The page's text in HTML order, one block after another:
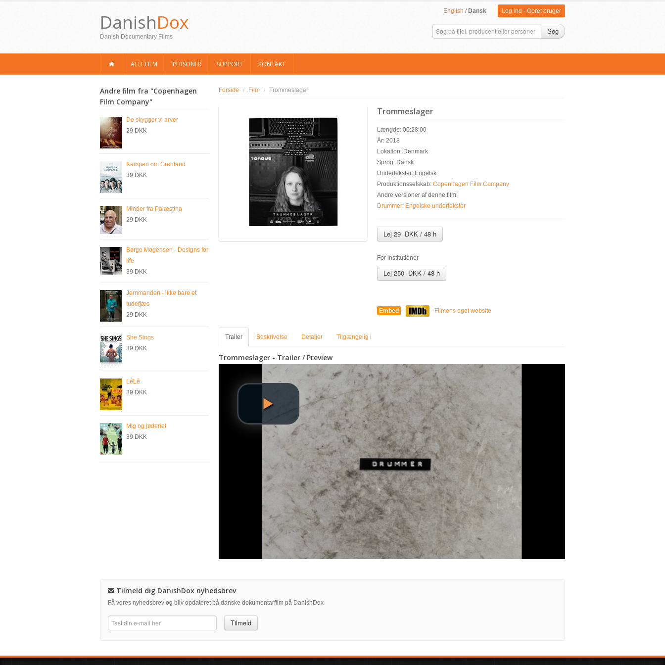
DanishDox
Danish Documentary Films
English / Dansk Log ind - Opret bruger
Søg
ALLE FILM PERSONER SUPPORT KONTAKT
Andre film fra "Copenhagen
Film Company"
De skygger vi arver
29 DKK
Kampen om Grønland
39 DKK
Minder fra Palæstina
29 DKK
Børge Mogensen - Designs for
life
39 DKK
Jernmanden - ikke bare et
tudefjæs
29 DKK
She Sings
39 DKK
LêLê
39 DKK
Mig og jøderiet
39 DKK
Forside / Film / Trommeslager
Trommeslager
Længde: 00:28:00
År: 2018
Lokation: Denmark
Sprog: Dansk
Undertekster: Engelsk
Produktionsselskab: Copenhagen Film Company
Andre versioner af denne film:
Drummer: Engelske undertekster
Lej 29 DKK / 48 h
For institutioner
Lej 250 DKK / 48 h
Embed - - Filmens eget website
Trailer Beskrivelse Detaljer Tilgængelig i
Trommeslager - Trailer / Preview
Tilmeld dig DanishDox nyhedsbrev
Få vores nyhedsbrev og bliv opdateret på danske dokumentarfilm på DanishDox
Tilmeld